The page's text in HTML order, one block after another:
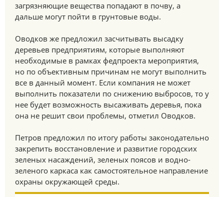
загрязняющие вещества попадают в почву, а
дальше могут пойти в грунтовые воды.
Оводков же предложил засчитывать высадку
деревьев предприятиям, которые выполняют
необходимые в рамках федпроекта мероприятия,
но по объективным причинам не могут выполнить
все в данный момент. Если компания не может
выполнить показатели по снижению выбросов, то у
нее будет возможность высаживать деревья, пока
она не решит свои проблемы, отметил Оводков.
Петров предложил по итогу работы законодательно
закрепить восстановление и развитие городских
зеленых насаждений, зеленых поясов и водно-
зеленого каркаса как самостоятельное направление
охраны окружающей среды.